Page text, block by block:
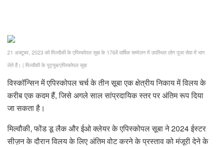
21 अक्टूबर, 2023 को मिल्वौकी के एपिस्कोपल सूबा के 176वें वार्षिक सम्मेलन में उपस्थित लोग पूजा सेवा में भाग
लेते हैं। | मिल्वौकी के यूट्यूब/एपिस्कोपल सूबा
विस्कॉन्सिन में एपिस्कोपल चर्च के तीन सूबा एक क्षेत्रीय निकाय में विलय के
करीब एक कदम हैं, जिसे अगले साल सांप्रदायिक स्तर पर अंतिम रूप दिया
जा सकता है।
मिल्वौकी, फोंड डू लैक और ईओ क्लेयर के एपिस्कोपल सूबा ने 2024 ईस्टर
सीज़न के दौरान विलय के लिए अंतिम वोट करने के प्रस्ताव को मंजूरी देने के